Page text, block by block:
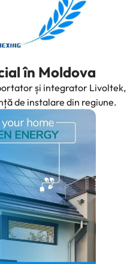
în Moldova
și integrator Livoltek,
de instalare din regiune.